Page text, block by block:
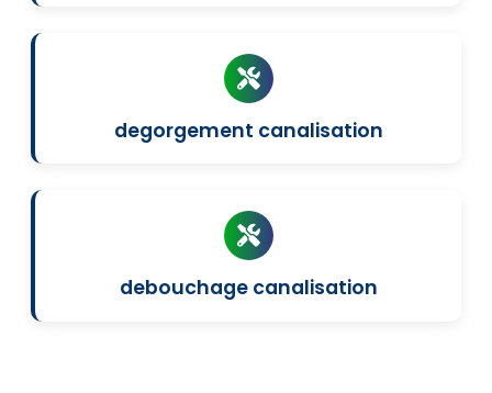
degorgement canalisation
debouchage canalisation